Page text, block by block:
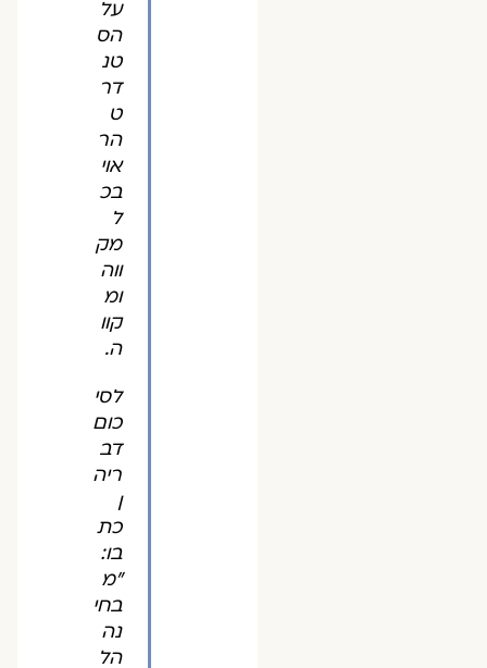
על
הס
טנ
דר
ט
הר
אוי
בכ
ל
מק
ווה
ומ
קוו
ה.
לסי
כום
דב
ריה
כת
בו:
"מ
בחי
נה
הל